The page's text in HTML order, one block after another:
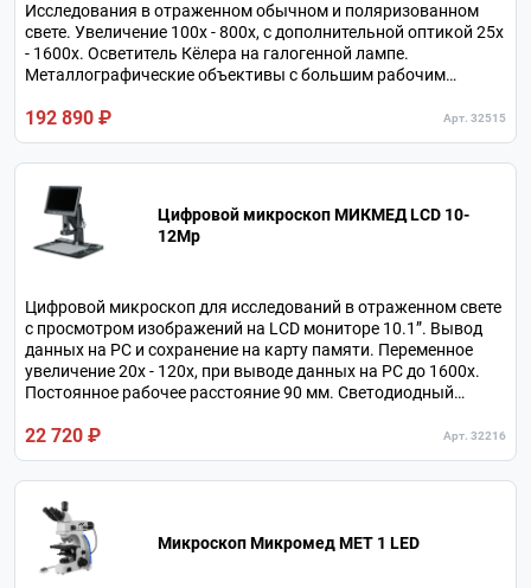
Исследования в отраженном обычном и поляризованном
свете. Увеличение 100х - 800х, с дополнительной оптикой 25х
- 1600х. Осветитель Кёлера на галогенной лампе.
Металлографические объективы с большим рабочим
Револьверное устройство на 5 объективов.
192 890 ₽ Арт. 32515
Цифровой микроскоп МИКМЕД LCD 10-
12Mp
Цифровой микроскоп для исследований в отраженном свете
с просмотром изображений на LCD мониторе 10.1”. Вывод
данных на РС и сохранение на карту памяти. Переменное
увеличение 20х - 120х, при выводе данных на РС до 1600х.
Постоянное рабочее расстояние 90 мм. Светодиодный
аккумулятора.
22 720 ₽ Арт. 32216
Микроскоп Микромед МЕТ 1 LED